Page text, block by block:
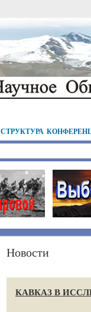
СТРУКТУРА
Новости
КАВКАЗ В